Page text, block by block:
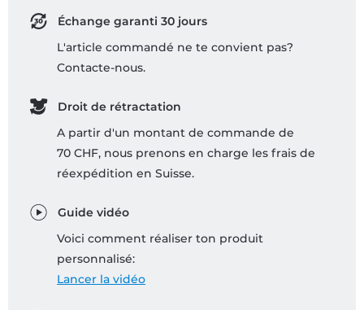
Échange garanti 30 jours
L'article commandé ne te convient pas?
Contacte-nous.
Droit de rétractation
A partir d'un montant de commande de
70 CHF, nous prenons en charge les frais de
réexpédition en Suisse.
Guide vidéo
Voici comment réaliser ton produit
personnalisé:
Lancer la vidéo